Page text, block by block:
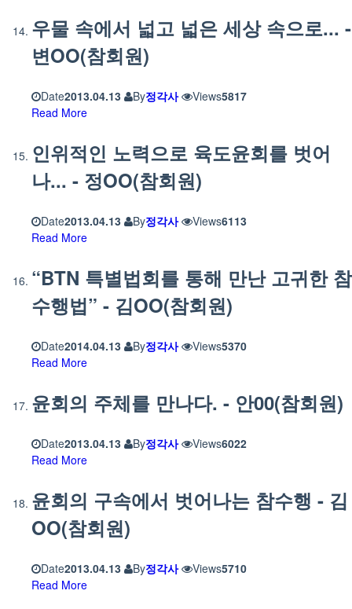
우물 속에서 넓고 넓은 세상 속으로... -
변OO(참회원)
Date2013.04.13 By정각사 Views5817
Read More
인위적인 노력으로 육도윤회를 벗어
나... - 정OO(참회원)
Date2013.04.13 By정각사 Views6113
Read More
“BTN 특별법회를 통해 만난 고귀한 참
수행법” - 김OO(참회원)
Date2014.04.13 By정각사 Views5370
Read More
윤회의 주체를 만나다. - 안00(참회원)
Date2013.04.13 By정각사 Views6022
Read More
윤회의 구속에서 벗어나는 참수행 - 김
OO(참회원)
Date2013.04.13 By정각사 Views5710
Read More